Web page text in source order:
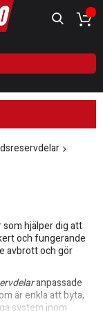
hjälper dig att
och fungerande
avbrott och gör
anpassade
är enkla att byta,
system inom